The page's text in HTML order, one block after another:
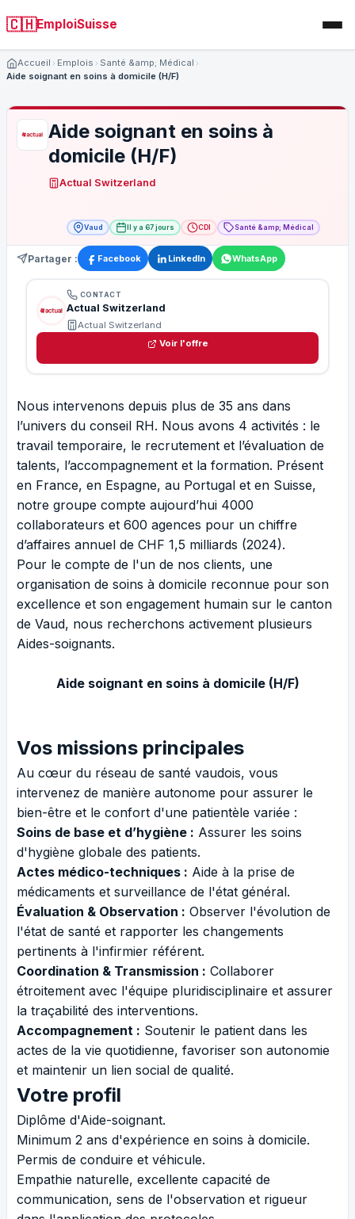
🇨🇭EmploiSuisse
Accueil Emplois
Santé &amp; Médical
Aide soignant en soins à domicile (H/F)
Aide soignant en soins à
domicile (H/F)
Actual Switzerland
Vaud Il y a 67 jours CDI Santé &amp; Médical
Partager : Facebook LinkedIn WhatsApp
CONTACT
Actual Switzerland
Actual Switzerland
Voir l'offre
Nous intervenons depuis plus de 35 ans dans
l’univers du conseil RH. Nous avons 4 activités : le
travail temporaire, le recrutement et l’évaluation de
talents, l’accompagnement et la formation. Présent
en France, en Espagne, au Portugal et en Suisse,
notre groupe compte aujourd’hui 4000
collaborateurs et 600 agences pour un chiffre
d’affaires annuel de CHF 1,5 milliards (2024).
Pour le compte de l'un de nos clients, une
organisation de soins à domicile reconnue pour son
excellence et son engagement humain sur le canton
de Vaud, nous recherchons activement plusieurs
Aides-soignants.
Aide soignant en soins à domicile (H/F)
Vos missions principales
Au cœur du réseau de santé vaudois, vous
intervenez de manière autonome pour assurer le
bien-être et le confort d'une patientèle variée :
Soins de base et d’hygiène : Assurer les soins
d'hygiène globale des patients.
Actes médico-techniques : Aide à la prise de
médicaments et surveillance de l'état général.
Évaluation & Observation : Observer l'évolution de
l'état de santé et rapporter les changements
pertinents à l'infirmier référent.
Coordination & Transmission : Collaborer
étroitement avec l'équipe pluridisciplinaire et assurer
la traçabilité des interventions.
Accompagnement : Soutenir le patient dans les
actes de la vie quotidienne, favoriser son autonomie
et maintenir un lien social de qualité.
Votre profil
Diplôme d'Aide-soignant.
Minimum 2 ans d'expérience en soins à domicile.
Permis de conduire et véhicule.
Empathie naturelle, excellente capacité de
communication, sens de l'observation et rigueur